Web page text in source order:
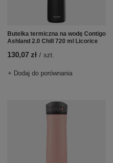
Butelka termiczna na wodę Contigo
Ashland 2.0 Chill 720 ml Licorice
130,07 zł / szt.
+ Dodaj do porównania